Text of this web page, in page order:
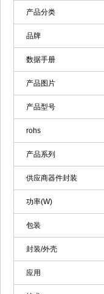
产品分类
品牌
数据手册
产品图片
产品型号
rohs
产品系列
供应商器件封装
功率(W)
包装
封装/外壳
应用